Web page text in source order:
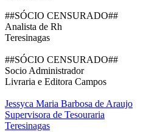
##SÓCIO CENSURADO##
Analista de Rh
Teresinagas
##SÓCIO CENSURADO##
Socio Administrador
Livraria e Editora Campos
Jessyca Maria Barbosa de Araujo
Supervisora de Tesouraria
Teresinagas